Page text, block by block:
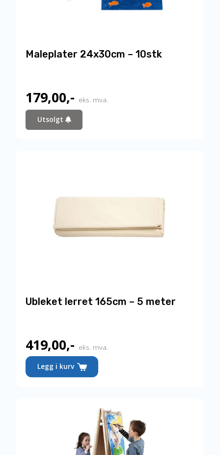
Maleplater 24x30cm – 10stk
179,00,- eks. mva.
Utsolgt
Ubleket lerret 165cm – 5 meter
419,00,- eks. mva.
Legg i kurv